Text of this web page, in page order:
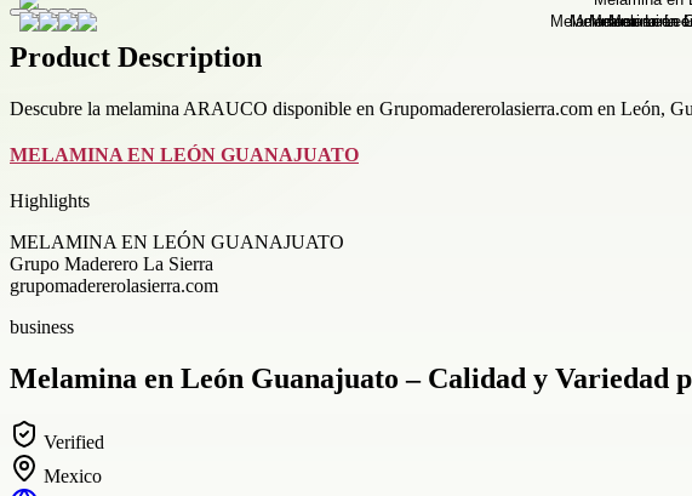
Product Description
Descubre la melamina ARAUCO disponible en Grupomadererolasierra.com en León,
MELAMINA EN LEÓN GUANAJUATO
Highlights
MELAMINA EN LEÓN GUANAJUATO
Grupo Maderero La Sierra
grupomadererolasierra.com
business
Melamina en León Guanajuato – Calidad y Variedad
Verified
Mexico